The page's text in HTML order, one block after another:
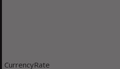
CurrencyRate